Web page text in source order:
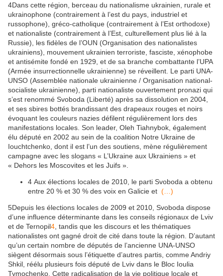
4Dans cette région, berceau du nationalisme ukrainien, rurale et
ukrainophone (contrairement à l’est du pays, industriel et
russophone), gréco-catholique (contrairement à l’Est orthodoxe)
et nationaliste (contrairement à l’Est, culturellement plus lié à la
Russie), les fidèles de l’OUN (Organisation des nationalistes
ukrainiens), mouvement ukrainien terroriste, fasciste, xénophobe
et antisémite fondé en 1929, et de sa branche combattante l’UPA
(Armée insurrectionnelle ukrainienne) se réveillent. Le parti UNA-
UNSO (Assemblée nationale ukrainienne / Organisation national-
socialiste ukrainienne), parti nationaliste ouvertement pronazi qui
s’est renommé Svoboda (Liberté) après sa dissolution en 2004,
et ses sbires bottés brandissant des drapeaux rouges et noirs
évoquant les couleurs nazies défilent régulièrement lors des
manifestations locales. Son leader, Oleh Tiahnybok, également
élu député en 2002 au sein de la coalition Notre Ukraine de
Iouchtchenko, dont il est l’un des soutiens, mène régulièrement
campagne avec les slogans « L’Ukraine aux Ukrainiens » et
« Dehors les Moscovites et les Juifs ».
4 Aux élections locales de 2010, le parti Svoboda a obtenu
entre 20 % et 30 % des voix en Galicie et (…)
5Depuis les élections locales de 2009 et 2010, Svoboda dispose
d’une influence déterminante dans les conseils régionaux de Lviv
et de Ternopil4 , tandis que les discours et les thématiques
nationalistes ont gagné droit de cité dans toute la région. D’autant
qu’un certain nombre de députés de l’ancienne UNA-UNSO
siègent désormais sous l’étiquette d’autres partis, comme Andriy
Shkil, réélu plusieurs fois député de Lviv dans le Bloc Ioulia
Tymochenko. Cette radicalisation de la vie politique locale et